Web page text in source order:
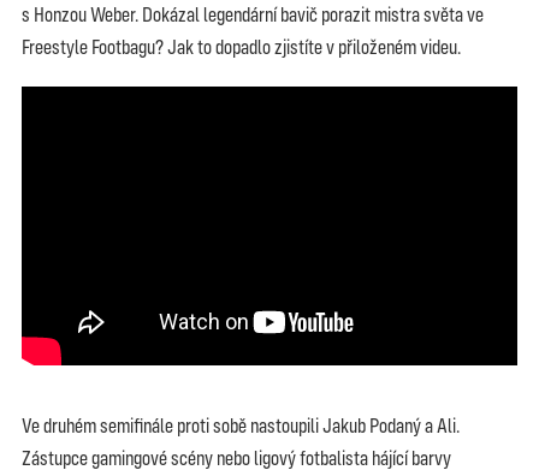
s Honzou Weber. Dokázal legendární bavič porazit mistra světa ve
Freestyle Footbagu? Jak to dopadlo zjistíte v přiloženém videu.
Ve druhém semifinále proti sobě nastoupili Jakub Podaný a Ali.
Zástupce gamingové scény nebo ligový fotbalista hájící barvy